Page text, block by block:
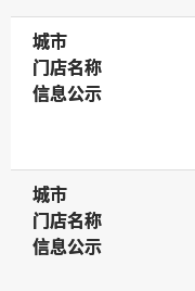
城市
城市
门店名称
门店名称
信息公示
信息公示
城市
城市
门店名称
门店名称
信息公示
信息公示